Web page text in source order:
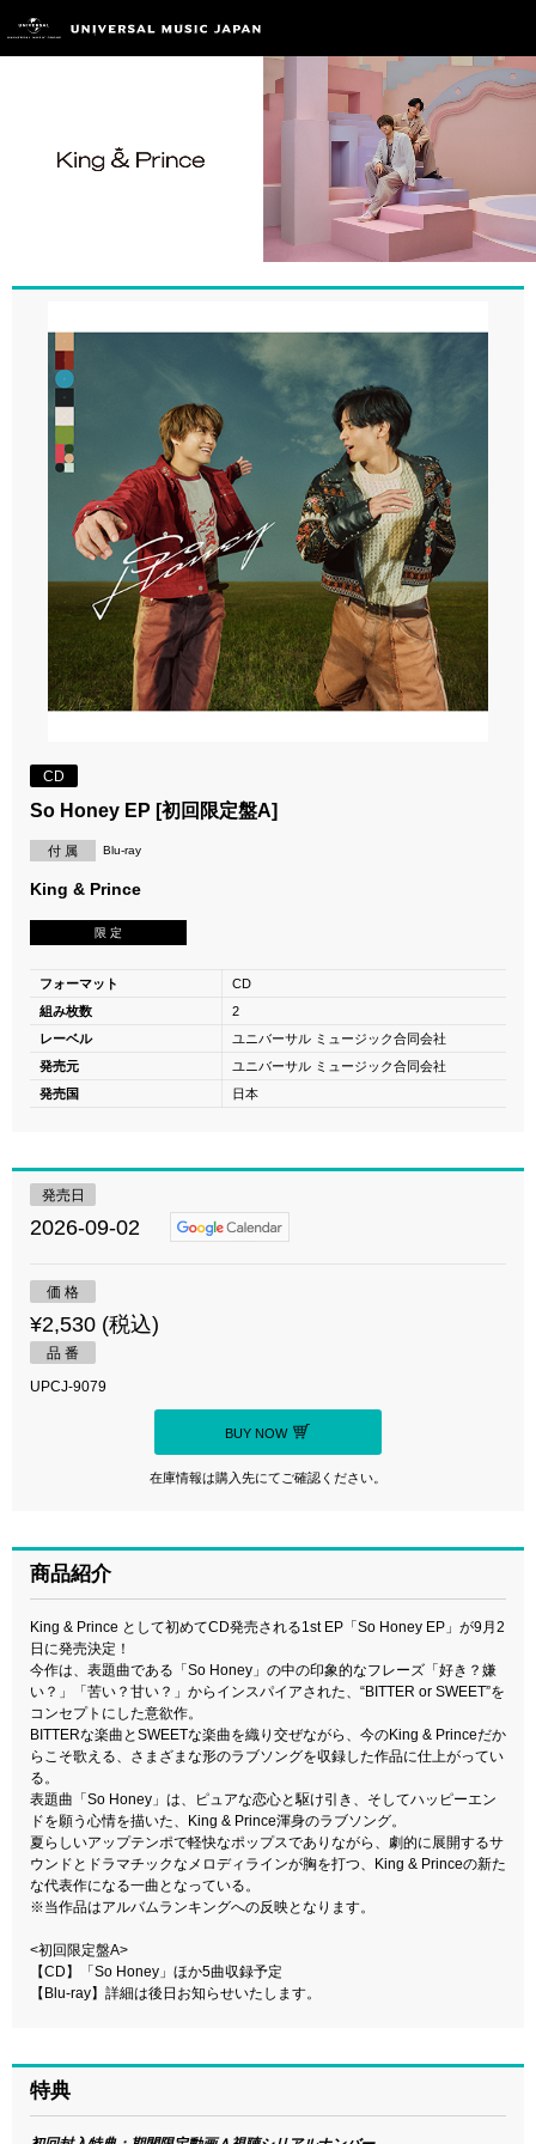
CD
So Honey EP [初回限定盤A]
付 属 Blu-ray
King & Prince
限 定
フォーマット
CD
組み枚数
2
レーベル
ユニバーサル ミュージック合同会社
発売元
ユニバーサル ミュージック合同会社
発売国
日本
発売日
2026-09-02
価 格
¥2,530 (税込)
品 番
UPCJ-9079
BUY NOW
在庫情報は購入先にてご確認ください。
商品紹介
King & Prince として初めてCD発売される1st EP「So Honey EP」が9月2
日に発売決定！
今作は、表題曲である「So Honey」の中の印象的なフレーズ「好き？嫌
い？」「苦い？甘い？」からインスパイアされた、“BITTER or SWEET”を
コンセプトにした意欲作。
BITTERな楽曲とSWEETな楽曲を織り交ぜながら、今のKing & Princeだか
らこそ歌える、さまざまな形のラブソングを収録した作品に仕上がってい
る。
表題曲「So Honey」は、ピュアな恋心と駆け引き、そしてハッピーエン
ドを願う心情を描いた、King & Prince渾身のラブソング。
夏らしいアップテンポで軽快なポップスでありながら、劇的に展開するサ
ウンドとドラマチックなメロディラインが胸を打つ、King & Princeの新た
な代表作になる一曲となっている。
※当作品はアルバムランキングへの反映となります。
<初回限定盤A>
【CD】「So Honey」ほか5曲収録予定
【Blu-ray】詳細は後日お知らせいたします。
特典